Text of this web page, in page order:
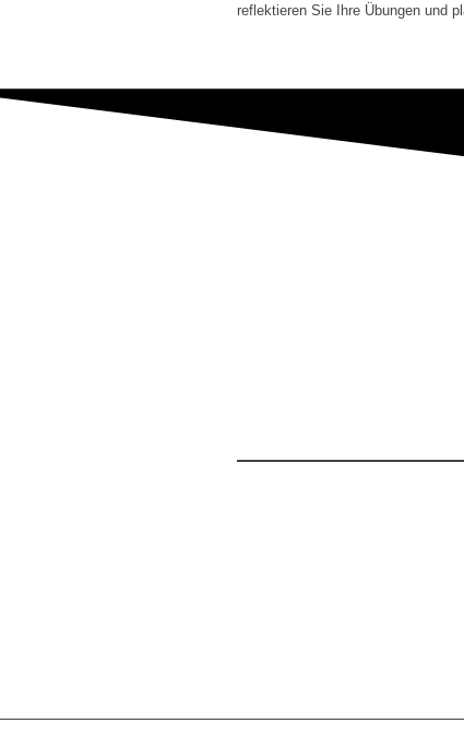
reflektieren Sie Ihre Übungen und